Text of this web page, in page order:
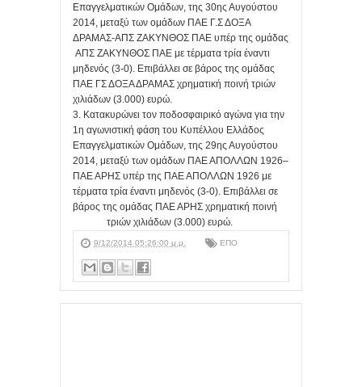
Επαγγελματικών Ομάδων, της 30ης Αυγούστου
2014, μεταξύ των ομάδων ΠΑΕ Γ.Σ ΔΟΞΑ
ΔΡΑΜΑΣ-ΑΠΣ ΖΑΚΥΝΘΟΣ ΠΑΕ υπέρ της ομάδας
ΑΠΣ ΖΑΚΥΝΘΟΣ ΠΑΕ με τέρματα τρία έναντι
μηδενός (3-0). Επιβάλλει σε βάρος της ομάδας
ΠΑΕ ΓΣ ΔΟΞΑ ΔΡΑΜΑΣ χρηματική ποινή τριών
χιλιάδων (3.000) ευρώ.
3. Κατακυρώνει τον ποδοσφαιρικό αγώνα για την
1η αγωνιστική φάση του Κυπέλλου Ελλάδος
Επαγγελματικών Ομάδων, της 29ης Αυγούστου
2014, μεταξύ των ομάδων ΠΑΕ ΑΠΟΛΛΩΝ 1926–
ΠΑΕ ΑΡΗΣ υπέρ της ΠΑΕ ΑΠΟΛΛΩΝ 1926 με
τέρματα τρία έναντι μηδενός (3-0). Επιβάλλει σε
βάρος της ομάδας ΠΑΕ ΑΡΗΣ χρηματική ποινή
τριών χιλιάδων (3.000) ευρώ.
9/12/2014 05:26:00 μ.μ. ΕΠΟ